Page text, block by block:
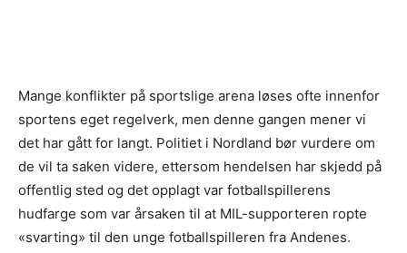
Mange konflikter på sportslige arena løses ofte innenfor
sportens eget regelverk, men denne gangen mener vi
det har gått for langt. Politiet i Nordland bør vurdere om
de vil ta saken videre, ettersom hendelsen har skjedd på
offentlig sted og det opplagt var fotballspillerens
hudfarge som var årsaken til at MIL-supporteren ropte
«svarting» til den unge fotballspilleren fra Andenes.